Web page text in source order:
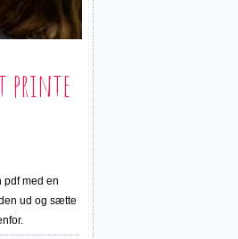
printe
pdf med en
ud og sætte